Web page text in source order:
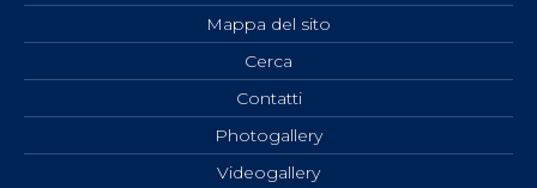
Mappa del sito
Cerca
Contatti
Photogallery
Videogallery